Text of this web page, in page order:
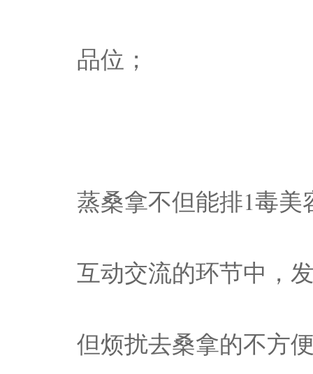
品位；
蒸桑拿不但能排1毒
互动交流的环节中，
但烦扰去桑拿的不方